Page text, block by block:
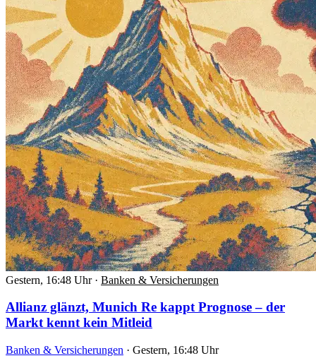
Gestern, 16:48 Uhr · Banken & Versicherungen
Allianz glänzt, Munich Re kappt Prognose – der
Markt kennt kein Mitleid
Banken & Versicherungen · Gestern, 16:48 Uhr